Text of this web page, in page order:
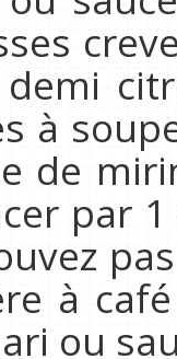
à
de
par
à
ou